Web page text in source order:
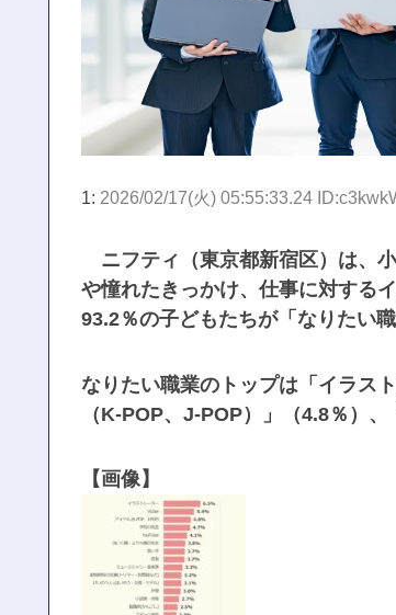
1: 2026/02/17(火) 05:55:33.24
ニフティ（東京都新宿区）は、
や憧れたきっかけ、仕事に対する
93.2％の子どもたちが「なりたい
なりたい職業のトップは「イラス
（K-POP、J-POP）」（4.8％）
【画像】